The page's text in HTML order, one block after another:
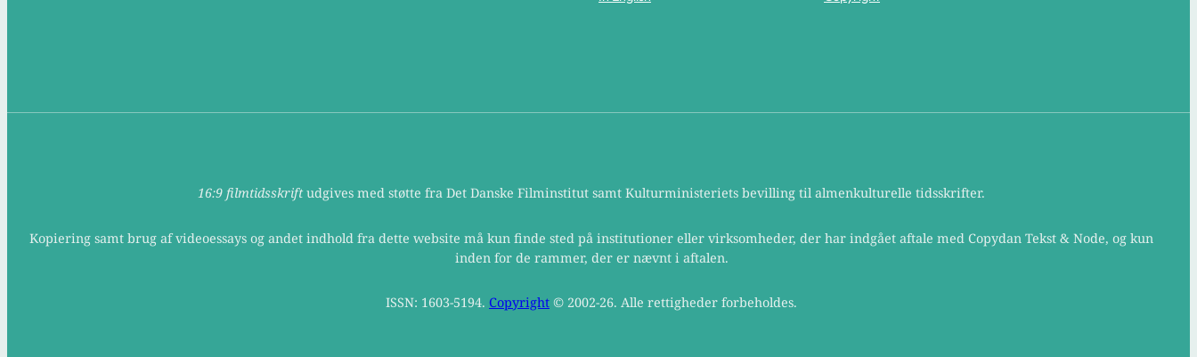
16:9 filmtidsskriftudgives med støtte fra Det Danske Filminstitut samt Kulturministeriets bevilling til almenkulturelle tidsskrifter.
Kopiering samt brug af videoessays og andet indhold fra dette website må kun finde sted på institutioner eller virksomheder, der har indgået aftale med Copydan Tekst & Node, og kun
inden for de rammer, der er nævnt i aftalen.
ISSN: 1603-5194. Copyright © 2002-26. Alle rettigheder forbeholdes.